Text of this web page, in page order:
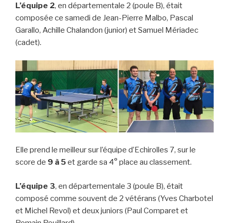
L’équipe 2, en départementale 2 (poule B), était
composée ce samedi de Jean-Pierre Malbo, Pascal
Garallo, Achille Chalandon (junior) et Samuel Mériadec
(cadet).
Elle prend le meilleur sur l’équipe d’Echirolles 7, sur le
score de 9 à 5et garde sa 4° place au classement.
L’équipe 3, en départementale 3 (poule B), était
composé comme souvent de 2 vétérans (Yves Charbotel
et Michel Revol) et deux juniors (Paul Comparet et